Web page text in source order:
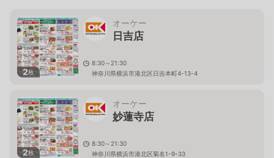
2枚
オーケー
日吉店
8:30～21:30
神奈川県横浜市港北区日吉本町4-13-4
2枚
オーケー
妙蓮寺店
8:30～21:30
神奈川県横浜市港北区菊名1-9-33